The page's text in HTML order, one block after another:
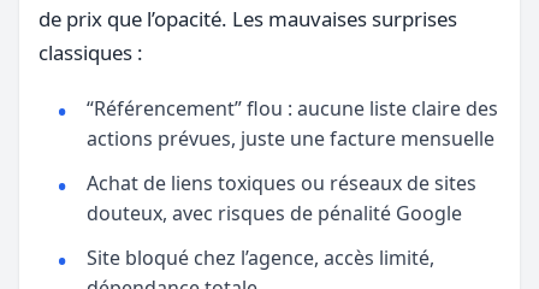
de prix que l’opacité. Les mauvaises surprises
classiques :
“Référencement” flou : aucune liste claire des
actions prévues, juste une facture mensuelle
Achat de liens toxiques ou réseaux de sites
douteux, avec risques de pénalité Google
Site bloqué chez l’agence, accès limité,